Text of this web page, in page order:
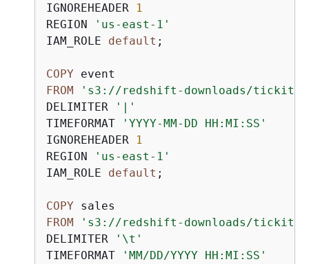
IGNOREHEADER
1
REGION
'us-east-1'
IAM_ROLE default ;
COPY
FROM
's3://redshift-downloads/tickit/
DELIMITER
'|'
TIMEFORMAT
'YYYY-MM-DD HH:MI:SS'
IGNOREHEADER
1
REGION
'us-east-1'
IAM_ROLE default ;
COPY
FROM
's3://redshift-downloads/tickit/
DELIMITER
'\t'
TIMEFORMAT
'MM/DD/YYYY HH:MI:SS'